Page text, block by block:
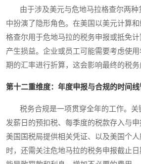
由于涉及美元与危地马拉格查尔两种
中扮演了隐形角色。在美国以美元计算
格查尔用于危地马拉的税务申报或抵免
产生损益。企业或员工可能需要考虑使
期的汇率进行折算，这会影响最终的税务
第十二重维度：年度申报与合规的时间线
税务合规是一项贯穿全年的工作。关
发薪日的预扣税、每季度的税款存入与
美国国税局提供相关凭证、以及美国个
时，还需关注危地马拉的税务申报截止日